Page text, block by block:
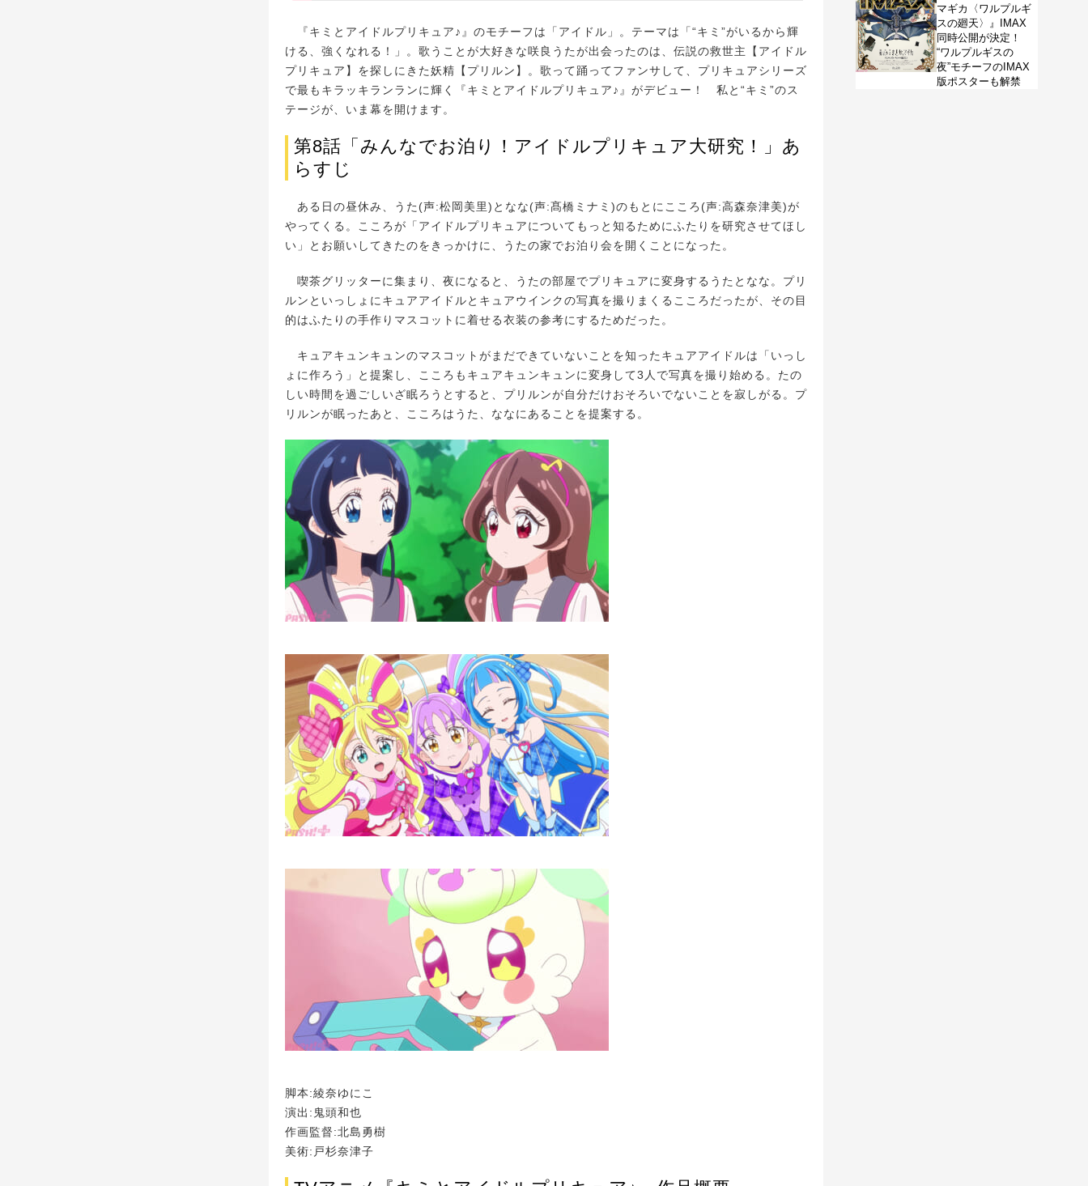
『キミとアイドルプリキュア♪』のモチーフは「アイドル」。テーマは「“キミ”がいるから輝
ける、強くなれる！」。歌うことが大好きな咲良うたが出会ったのは、伝説の救世主【アイドル
プリキュア】を探しにきた妖精【プリルン】。歌って踊ってファンサして、プリキュアシリーズ
で最もキラッキランランに輝く『キミとアイドルプリキュア♪』がデビュー！ 私と“キミ”のス
テージが、いま幕を開けます。
第8話「みんなでお泊り！アイドルプリキュア大研究！」あ
らすじ
ある日の昼休み、うた(声:松岡美里)となな(声:髙橋ミナミ)のもとにこころ(声:高森奈津美)が
やってくる。こころが「アイドルプリキュアについてもっと知るためにふたりを研究させてほし
い」とお願いしてきたのをきっかけに、うたの家でお泊り会を開くことになった。
喫茶グリッターに集まり、夜になると、うたの部屋でプリキュアに変身するうたとなな。プリ
ルンといっしょにキュアアイドルとキュアウインクの写真を撮りまくるこころだったが、その目
的はふたりの手作りマスコットに着せる衣装の参考にするためだった。
キュアキュンキュンのマスコットがまだできていないことを知ったキュアアイドルは「いっし
ょに作ろう」と提案し、こころもキュアキュンキュンに変身して3人で写真を撮り始める。たの
しい時間を過ごしいざ眠ろうとすると、プリルンが自分だけおそろいでないことを寂しがる。プ
リルンが眠ったあと、こころはうた、ななにあることを提案する。
脚本:綾奈ゆにこ
演出:鬼頭和也
作画監督:北島勇樹
美術:戸杉奈津子
マギカ〈ワルプルギ
スの廻天〉』IMAX
同時公開が決定！
“ワルプルギスの
夜”モチーフのIMAX
版ポスターも解禁